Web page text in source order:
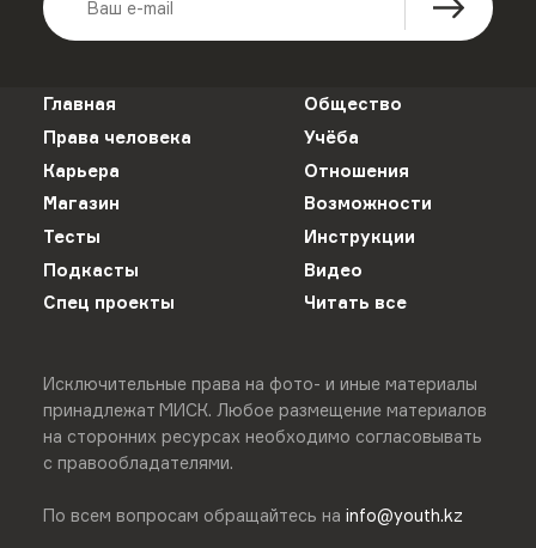
Главная
Общество
Права человека
Учёба
Карьера
Отношения
Магазин
Возможности
Тесты
Инструкции
Подкасты
Видео
Спец проекты
Читать все
Исключительные права на фото- и иные материалы
принадлежат МИСК. Любое размещение материалов
на сторонних ресурсах необходимо согласовывать
с правообладателями.
По всем вопросам обращайтесь на info@youth.kz